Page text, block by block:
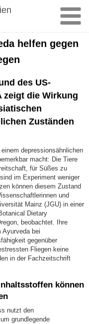
helfen gegen
des US-
zeigt die Wirkung
Zuständen
depressionsähnlichen
macht: Die Tiere
für Süßes zu
im Experiment weniger
können diesem Zustand
und
Mainz (JGU) in einer
Dietary
beobachtet. Ihre
bei
gegenüber
Fliegen keine
in der Fachzeitschrift
können
nutzt den
grundlegende